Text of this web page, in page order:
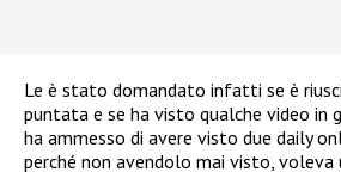
Le è stato domandato infatti se è
puntata e se ha visto qualche video in
ha ammesso di avere visto due daily
perché non avendolo mai visto, voleva